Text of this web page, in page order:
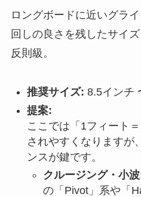
ロングボードに近いグラ
回しの良さを残したサイ
反則級。
推奨サイズ: 8.5インチ
提案:
ここでは「1フィート
されやすくなりますが
ンスが鍵です。
クルージング・小
の「Pivot」系や「